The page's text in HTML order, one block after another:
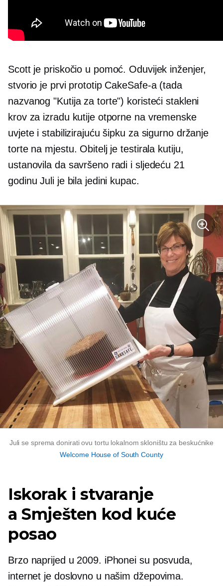
Scott je priskočio u pomoć. Oduvijek inženjer,
stvorio je prvi prototip CakeSafe-a (tada
nazvanog "Kutija za torte") koristeći stakleni
krov za izradu kutije otporne na vremenske
uvjete i stabilizirajuću šipku za sigurno držanje
torte na mjestu. Obitelj je testirala kutiju,
ustanovila da savršeno radi i sljedeću 21
godinu Juli je bila jedini kupac.
Juli se sprema donirati ovu tortu lokalnom skloništu za beskućnike
Welcome House of South County
Iskorak i stvaranje
aSmješten kod kuće
posao
Brzo naprijed u 2009. iPhonei su posvuda,
internet je doslovno u našim džepovima.